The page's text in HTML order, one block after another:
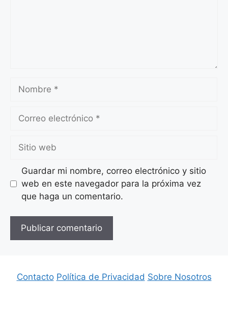
Nombre
Correo
Sitio
web
Guardar mi nombre, correo electrónico y sitio
web en este navegador para la próxima vez
que haga un comentario.
Contacto Política de Privacidad Sobre Nosotros